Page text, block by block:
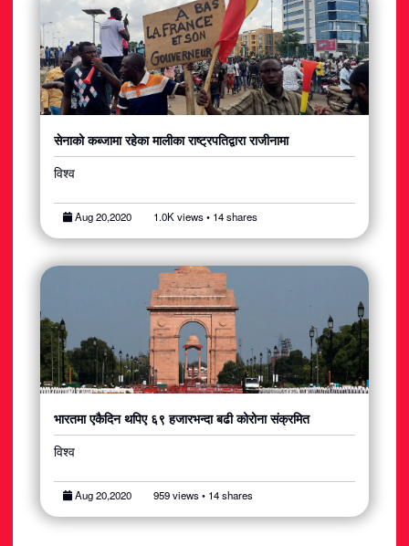
सेनाको कब्जामा रहेका मालीका राष्ट्रपतिद्वारा राजीनामा
विश्व
Aug 20,2020 1.0K views • 14 shares
भारतमा एकैदिन थपिए ६९ हजारभन्दा बढी कोरोना संक्रमित
विश्व
Aug 20,2020 959 views • 14 shares